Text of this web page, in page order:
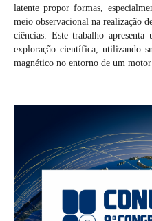
latente propor formas,
meio observacional na realização
ciências. Este trabalho
exploração científica, utilizando
magnético no entorno de um